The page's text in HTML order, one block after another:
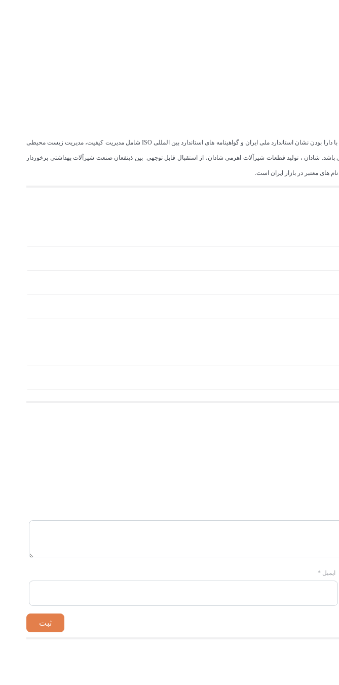
به عنوان یکی از نام های معتبر تولیدکننده شیرآلات در ایران، از منظر نگرش دانش محور و سیستمی می باشد که با دارا بودن نشان استاندارد ملی ایران و گواهینامه های استاندارد بین المللی ISO شامل مدیریت کیفیت، مدیریت زیست محیطی
شادان ، تولید قطعات شیرآلات اهرمی شادان، از استقبال قابل توجهی بین ذینفعان صنعت شیرآلات بهداشتی برخوردار
ایمیل *